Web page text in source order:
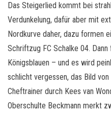
Das Steigerlied kommt bei
Verdunkelung, dafür aber mit
Nordkurve daher, dazu formen
Schriftzug FC Schalke 04.
Königsblauen – und es wird
schlicht vergessen, das Bild
Cheftrainer durch Kees van
Oberschulte Beckmann merkt